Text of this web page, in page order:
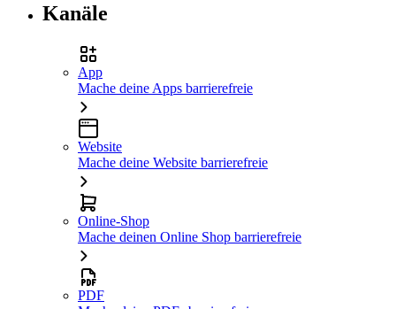
Kanäle
App
Mache deine Apps barrierefreie
Website
Mache deine Website barrierefreie
Online-Shop
Mache deinen Online Shop barrierefreie
PDF